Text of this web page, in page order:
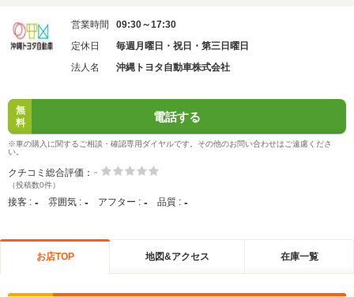
営業時間
09:30～17:30
定休日
毎週月曜日・祝日・第三日曜日
法人名
沖縄トヨタ自動車株式会社
無
料
電話する
※車の購入に関するご相談・確認専用ダイヤルです。その他のお問い合わせはご遠慮くださ
い。
クチコミ総合評価： -
（投稿数0件）
接客 : - 雰囲気 : - アフター : - 品質 : -
お店TOP 地図&アクセス 在庫一覧